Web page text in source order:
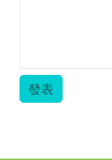
發表